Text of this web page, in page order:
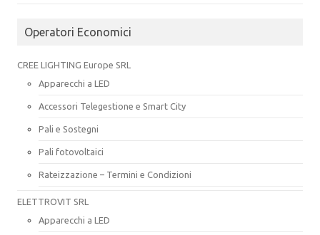
Operatori Economici
CREE LIGHTING Europe SRL
Apparecchi a LED
Accessori Telegestione e Smart City
Pali e Sostegni
Pali fotovoltaici
Rateizzazione – Termini e Condizioni
ELETTROVIT SRL
Apparecchi a LED